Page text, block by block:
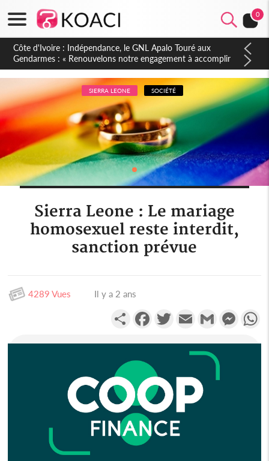
0
Sierra Leone : Un projet de réforme constitutionnelle en
gestation, points clés des amendements, un exclu d'avance
SIERRA LEONE SOCIÉTÉ
Sierra Leone : Le mariage
homosexuel reste interdit,
sanction prévue
4289 Vues Il y a 2 ans
PartagerFacebookTwitterEmail Gmail